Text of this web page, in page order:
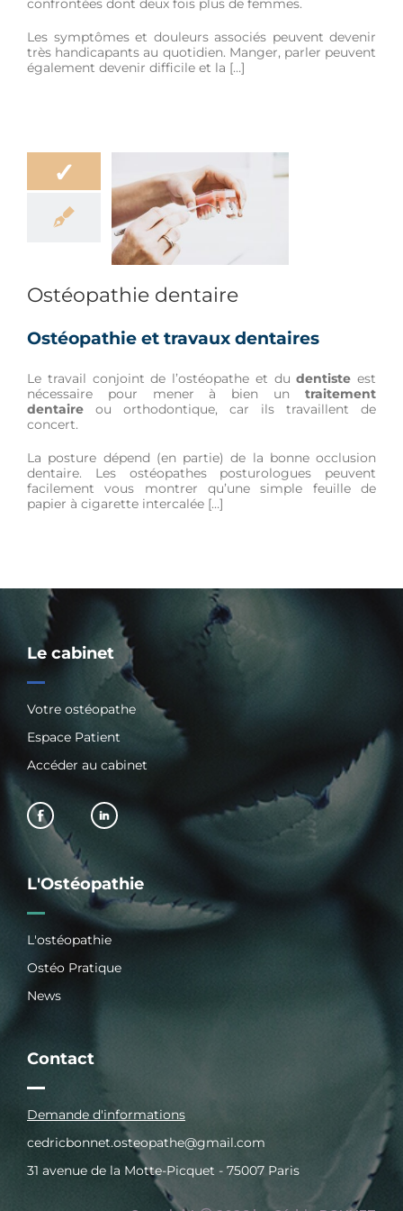
confrontées dont deux fois plus de femmes.
Les symptômes et douleurs associés peuvent devenir
très handicapants au quotidien. Manger, parler peuvent
également devenir difficile et la […]
✓
dentaire
Ostéopathie dentaire
Ostéopathie et travaux dentaires
Le travail conjoint de l’ostéopathe et dudentiste est
nécessaire pour mener à bien un traitement
dentaire ou orthodontique, car ils travaillent de
concert.
La posture dépend (en partie) de la bonne occlusion
dentaire. Les ostéopathes posturologues peuvent
facilement vous montrer qu’une simple feuille de
papier à cigarette intercalée […]
Le cabinet
Votre ostéopathe
Espace Patient
Accéder au cabinet
L'Ostéopathie
L'ostéopathie
Ostéo Pratique
News
Contact
Demande d'informations
cedricbonnet.osteopathe@gmail.com
31 avenue de la Motte-Picquet - 75007 Paris